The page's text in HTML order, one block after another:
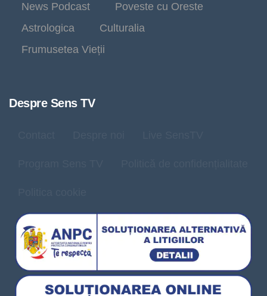
News Podcast
Poveste cu Oreste
Astrologica
Culturalia
Frumusetea Vieții
Despre Sens TV